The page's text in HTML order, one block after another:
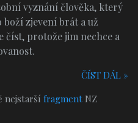
vyznání člověka, který
zjevení brát a už
číst, protože jim nechce a
ČÍST DÁL »
nejstarší fragment NZ